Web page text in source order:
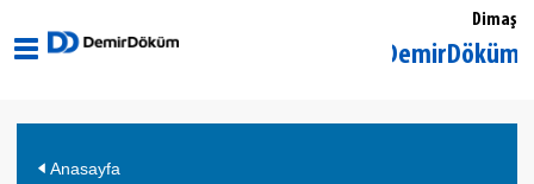
Dimaş
İstanbul Kadıköy DemirDöküm Yetkili
Anasayfa